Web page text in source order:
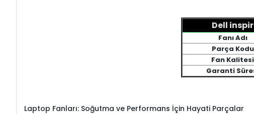
Dell
Fanı Adı
Parça Kodu
Fan Kalitesi
Garanti
Laptop Fanları: Soğutma ve Performans İçin Hayati Parçalar